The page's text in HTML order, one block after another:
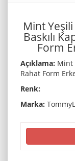
Mint Yeşili
Baskılı
Form
Açıklama: Mint
Rahat Form
Renk:
Marka: